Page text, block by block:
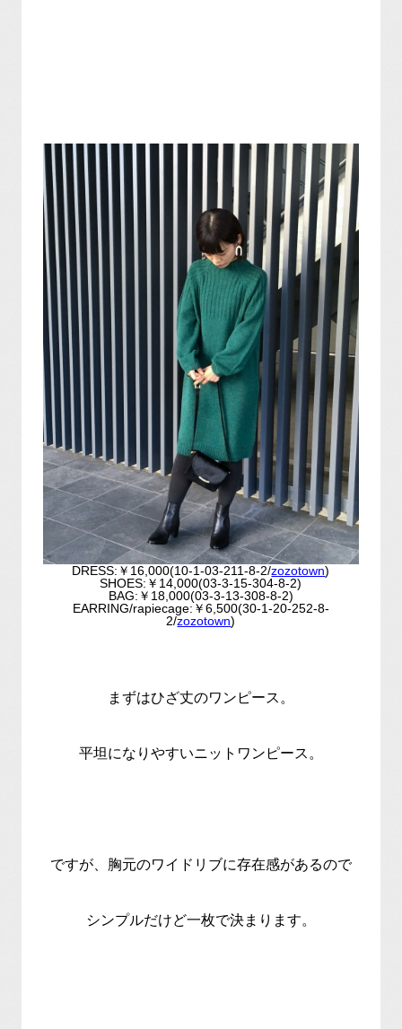
DRESS:￥16,000(10-1-03-211-8-2/zozotown)
SHOES:￥14,000(03-3-15-304-8-2)
BAG:￥18,000(03-3-13-308-8-2)
EARRING/rapiecage:￥6,500(30-1-20-252-8-
2/zozotown)
まずはひざ丈のワンピース。
平坦になりやすいニットワンピース。
ですが、胸元のワイドリブに存在感があるので
シンプルだけど一枚で決まります。